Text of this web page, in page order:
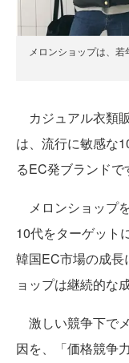
メロンショップは、
カジュアル衣類
は、流行に敏感な
るEC発ブランドで
メロンショップ
10代をターゲット
韓国EC市場の成
ョップは継続的な
激しい競争下で
因を、「価格競争